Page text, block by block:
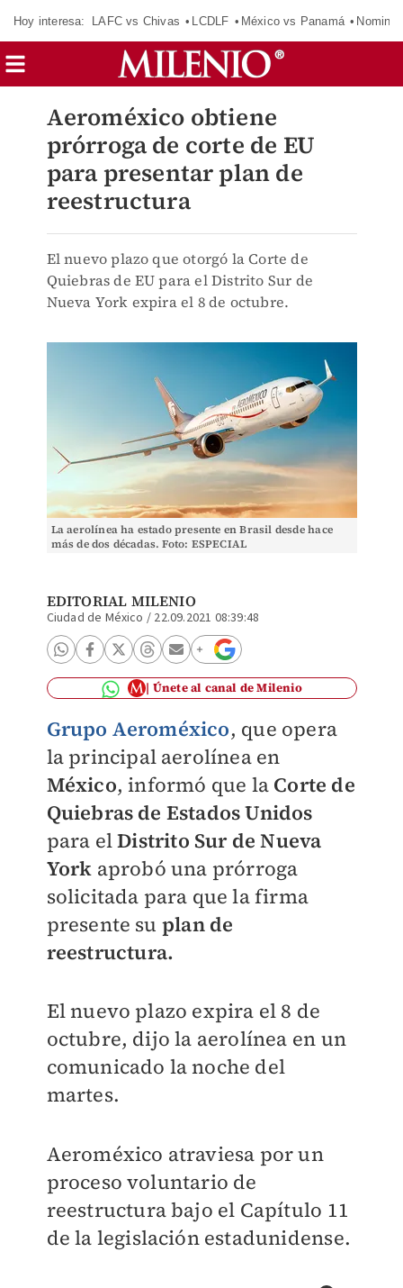
Hoy interesa: LAFC vs Chivas LCDLF México vs Panamá
Aeroméxico obtiene
prórroga de corte de EU
para presentar plan de
reestructura
El nuevo plazo que otorgó la Corte de
Quiebras de EU para el Distrito Sur de
Nueva York expira el 8 de octubre.
La aerolínea ha estado presente en Brasil desde hace
más de dos décadas. Foto: ESPECIAL
EDITORIAL MILENIO
Ciudad de México / 22.09.2021 08:39:48
Únete al canal de Milenio
Grupo Aeroméxico, que opera
la principal aerolínea en
México, informó que la Corte de
Quiebras de Estados Unidos
para elDistrito Sur de Nueva
York aprobó una prórroga
solicitada para que la firma
presente su plan de
reestructura.
El nuevo plazo expira el 8 de
octubre, dijo la aerolínea en un
comunicado la noche del
martes.
Aeroméxico atraviesa por un
proceso voluntario de
reestructura bajo el Capítulo 11
de la legislación estadunidense.